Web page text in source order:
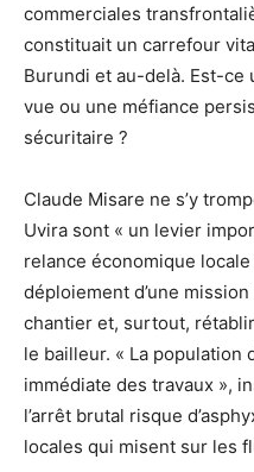
commerciales
constituait un carrefour
Burundi et au-delà. Est-ce
vue ou une méfiance
sécuritaire ?
Claude Misare ne s’y
Uvira sont « un levier
relance économique
déploiement d’une
chantier et, surtout,
le bailleur. « La population
immédiate des travaux »,
l’arrêt brutal risque
locales qui misent sur les